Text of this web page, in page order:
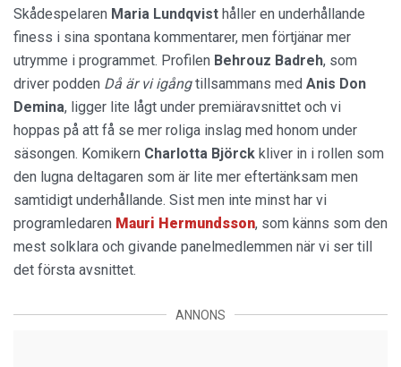
Skådespelaren Maria Lundqvist håller en underhållande
finess i sina spontana kommentarer, men förtjänar mer
utrymme i programmet. Profilen Behrouz Badreh, som
driver podden Då är vi igångtillsammans med Anis Don
Demina, ligger lite lågt under premiäravsnittet och vi
hoppas på att få se mer roliga inslag med honom under
säsongen. Komikern Charlotta Björck kliver in i rollen som
den lugna deltagaren som är lite mer eftertänksam men
samtidigt underhållande. Sist men inte minst har vi
programledaren Mauri Hermundsson, som känns som den
mest solklara och givande panelmedlemmen när vi ser till
det första avsnittet.
ANNONS